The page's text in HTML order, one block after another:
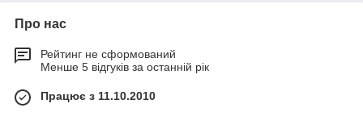
Про нас
Рейтинг не сформований
Менше 5 відгуків за останній рік
Працює з 11.10.2010